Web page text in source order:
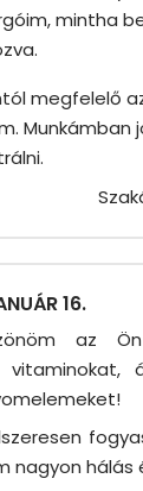
mintha
megfelelő
Munkámban
16.
az
nagyon hálás